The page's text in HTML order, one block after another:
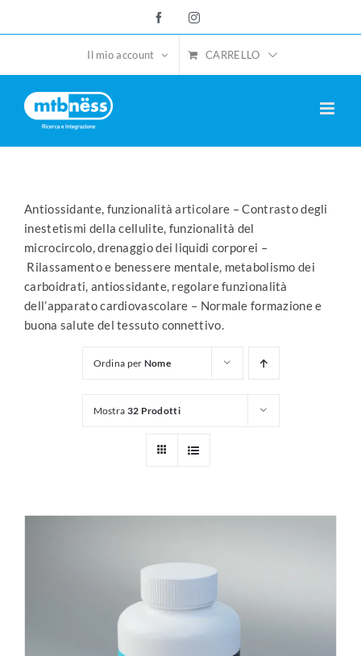
FacebookInstagram
Il mio account CARRELLO
Antiossidante, funzionalità articolare – Contrasto degli
inestetismi della cellulite, funzionalità del
microcircolo, drenaggio dei liquidi corporei –
Rilassamento e benessere mentale, metabolismo dei
carboidrati, antiossidante, regolare funzionalità
dell’apparato cardiovascolare – Normale formazione e
buona salute del tessuto connettivo.
Ordina per Nome
Mostra 32 Prodotti